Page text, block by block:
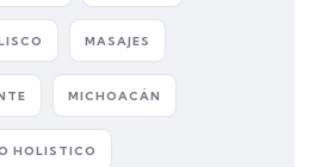
MASAJES
MICHOACÁN
HOLISTICO